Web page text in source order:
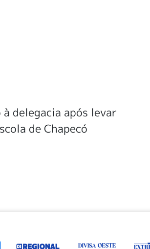
delegacia após levar
de Chapecó